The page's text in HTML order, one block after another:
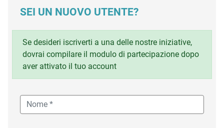
SEI UN NUOVO UTENTE?
Se desideri iscriverti a una delle nostre iniziative,
dovrai compilare il modulo di partecipazione dopo
aver attivato il tuo account